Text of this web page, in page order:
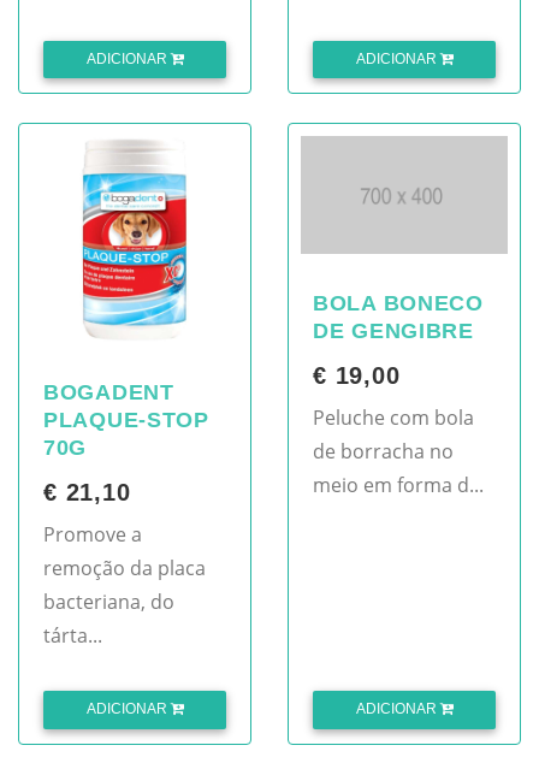
ADICIONAR ADICIONAR
BOGADENT
PLAQUE-STOP
70G
€ 21,10
Promove a
remoção da placa
bacteriana, do
tárta...
ADICIONAR
BOLA BONECO
DE GENGIBRE
€ 19,00
Peluche com bola
de borracha no
meio em forma d...
ADICIONAR